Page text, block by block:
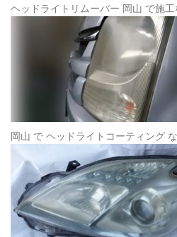
ヘッドライトリムーバー 岡山 で施工
岡山 で ヘッドライトコーティング